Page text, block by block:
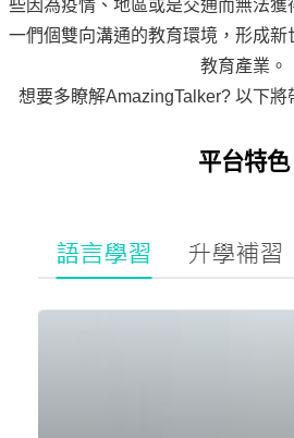
些因為疫情、地區或是交通而無法
一們個雙向溝通的教育環境，形成
教育產業。
想要多瞭解AmazingTalker? 以下將
平台特色